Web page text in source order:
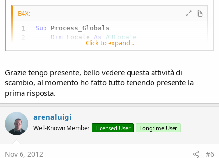
B4X:
Sub Process_Globals
Dim Locale As
AHLocale
Texts(10) As String
Sub Activity_Create(FirstTime As Boolean
   LoadTexts
End Sub
Sub LoadTexts
Dim fileName As String = "it.txt" ' default
As TextReader
Dim i As Int = 0
Click to expand...
Grazie tengo presente, bello vedere questa attività di
scambio, al momento ho fatto tutto tenendo presente la
prima risposta.
arenaluigi
Well-Known Member Licensed User Longtime User
Nov 6, 2012 #6